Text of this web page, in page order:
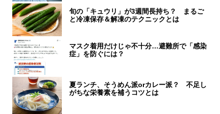
旬の「キュウリ」が3週間長持ち？ まるご
と冷凍保存＆解凍のテクニックとは
マスク着用だけじゃ不十分…避難所で「感染
症」を防ぐには？
夏ランチ、そうめん派orカレー派？ 不足し
がちな栄養素を補うコツとは